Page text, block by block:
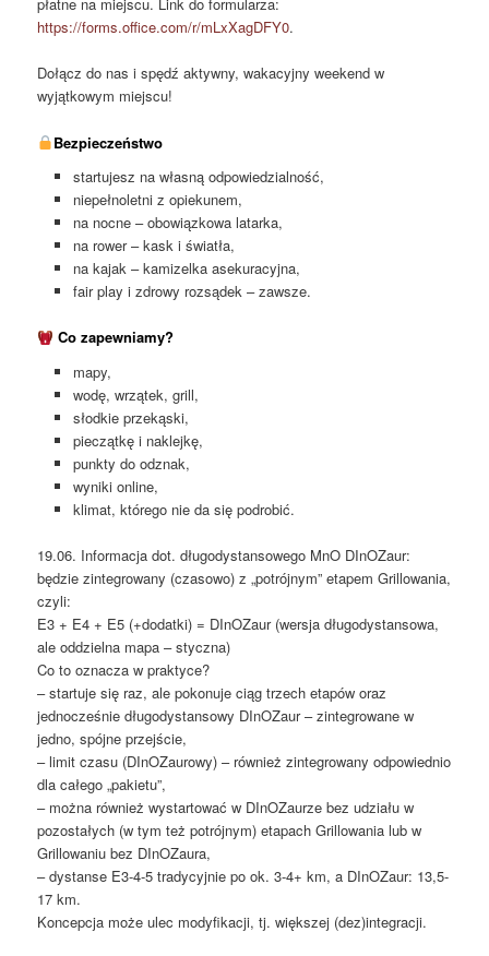
https://forms.office.com/r/mLxXagDFY0.
Dołącz do nas i spędź aktywny, wakacyjny weekend w
wyjątkowym miejscu!
Bezpieczeństwo
startujesz na własną odpowiedzialność,
niepełnoletni z opiekunem,
na nocne – obowiązkowa latarka,
na rower – kask i światła,
na kajak – kamizelka asekuracyjna,
fair play i zdrowy rozsądek – zawsze.
Co zapewniamy?
mapy,
wodę, wrzątek, grill,
słodkie przekąski,
pieczątkę i naklejkę,
punkty do odznak,
wyniki online,
klimat, którego nie da się podrobić.
19.06. Informacja dot. długodystansowego MnO DInOZaur:
będzie zintegrowany (czasowo) z „potrójnym” etapem Grillowania,
czyli:
E3 + E4 + E5 (+dodatki) = DInOZaur (wersja długodystansowa,
ale oddzielna mapa – styczna)
Co to oznacza w praktyce?
– startuje się raz, ale pokonuje ciąg trzech etapów oraz
jednocześnie długodystansowy DInOZaur – zintegrowane w
jedno, spójne przejście,
– limit czasu (DInOZaurowy) – również zintegrowany odpowiednio
dla całego „pakietu”,
– można również wystartować w DInOZaurze bez udziału w
pozostałych (w tym też potrójnym) etapach Grillowania lub w
Grillowaniu bez DInOZaura,
– dystanse E3-4-5 tradycyjnie po ok. 3-4+ km, a DInOZaur: 13,5-
17 km.
Koncepcja może ulec modyfikacji, tj. większej (dez)integracji.